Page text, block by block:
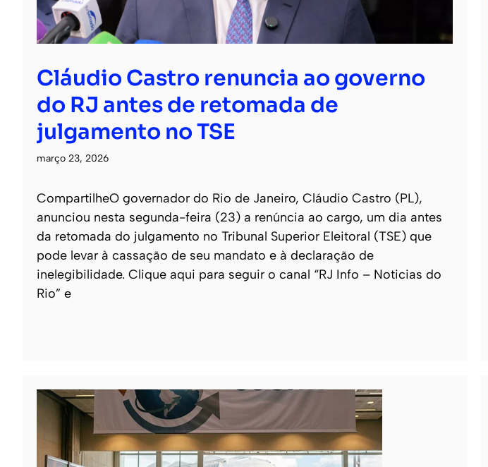
Cláudio Castro renuncia ao governo
do RJ antes de retomada de
julgamento no TSE
março 23, 2026
CompartilheO governador do Rio de Janeiro, Cláudio Castro (PL),
anunciou nesta segunda-feira (23) a renúncia ao cargo, um dia antes
da retomada do julgamento no Tribunal Superior Eleitoral (TSE) que
pode levar à cassação de seu mandato e à declaração de
inelegibilidade. Clique aqui para seguir o canal “RJ Info – Noticias do
Rio” e